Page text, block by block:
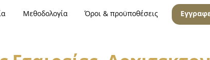
Μεθοδολογία Όροι & προϋποθέσεις